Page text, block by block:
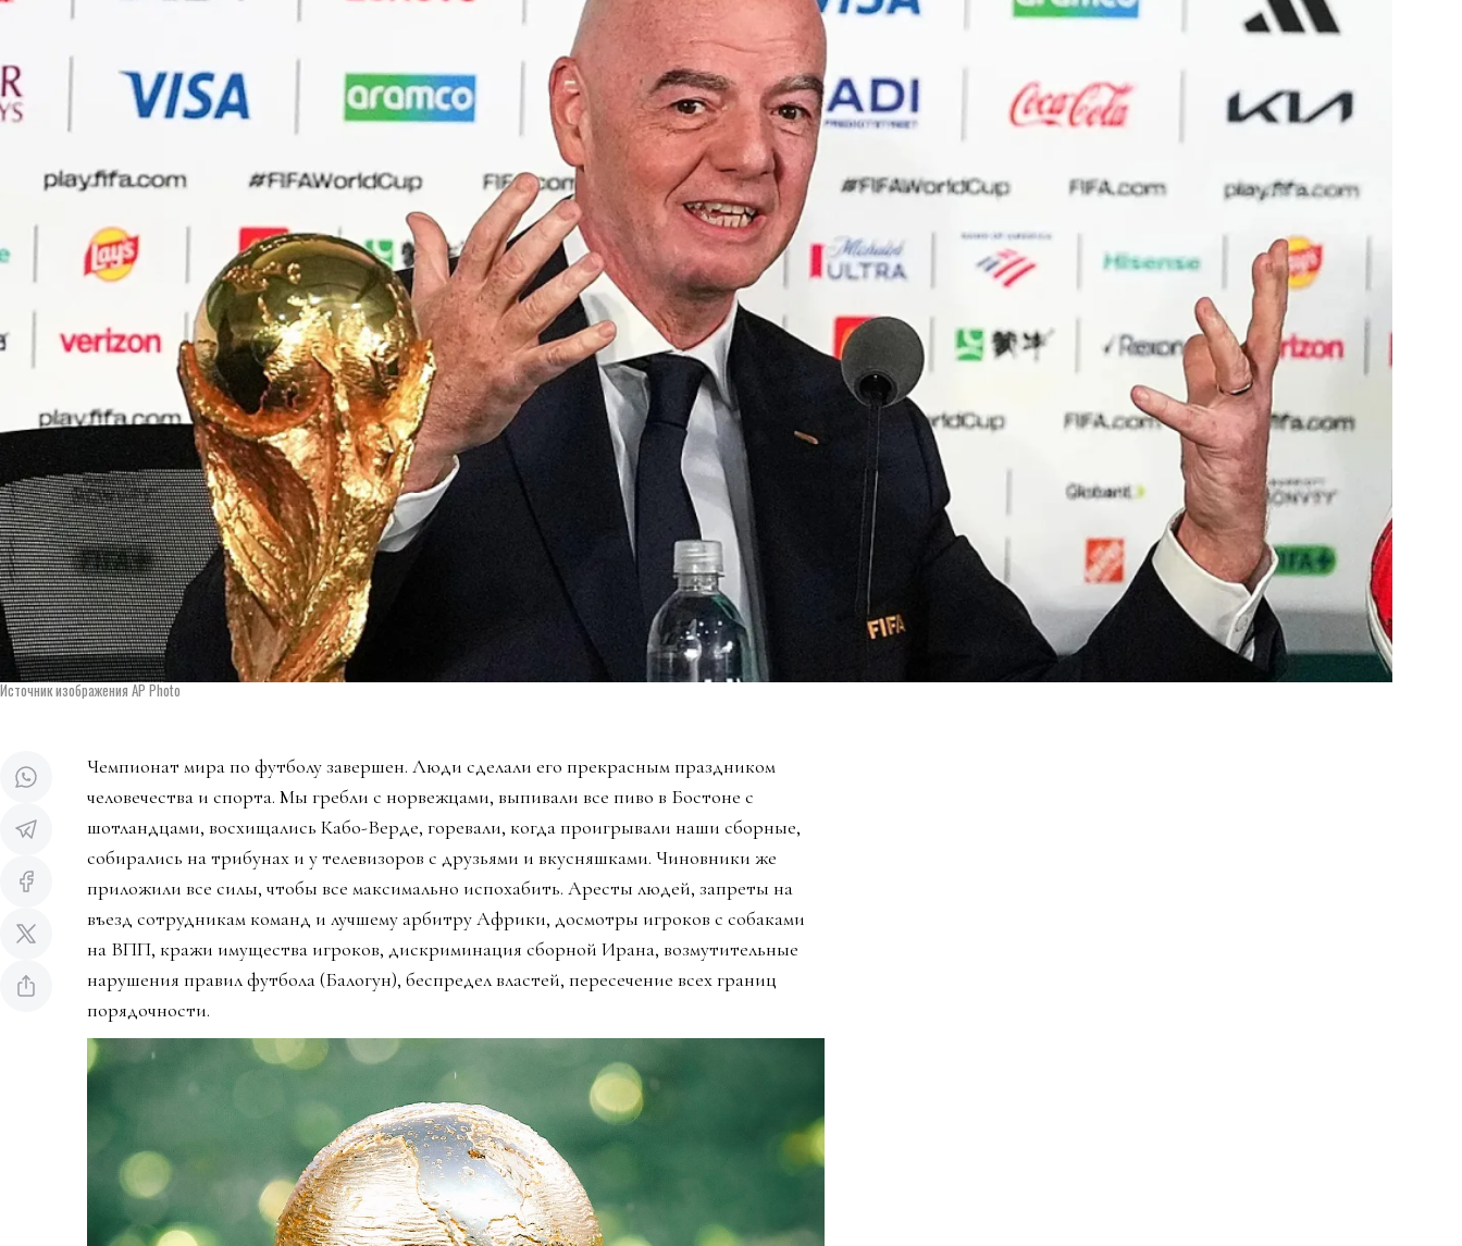
Источник изображения AP Photo
Чемпионат мира по футболу завершен. Люди сделали его прекрасным праздником
человечества и спорта. Мы гребли с норвежцами, выпивали все пиво в Бостоне с
шотландцами, восхищались Кабо-Верде, горевали, когда проигрывали наши сборные,
собирались на трибунах и у телевизоров с друзьями и вкусняшками. Чиновники же
приложили все силы, чтобы все максимально испохабить. Аресты людей, запреты на
въезд сотрудникам команд и лучшему арбитру Африки, досмотры игроков с собаками
на ВПП, кражи имущества игроков, дискриминация сборной Ирана, возмутительные
нарушения правил футбола (Балогун), беспредел властей, пересечение всех границ
порядочности.